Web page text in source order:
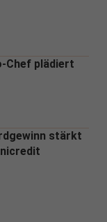
Chef plädiert
stärkt